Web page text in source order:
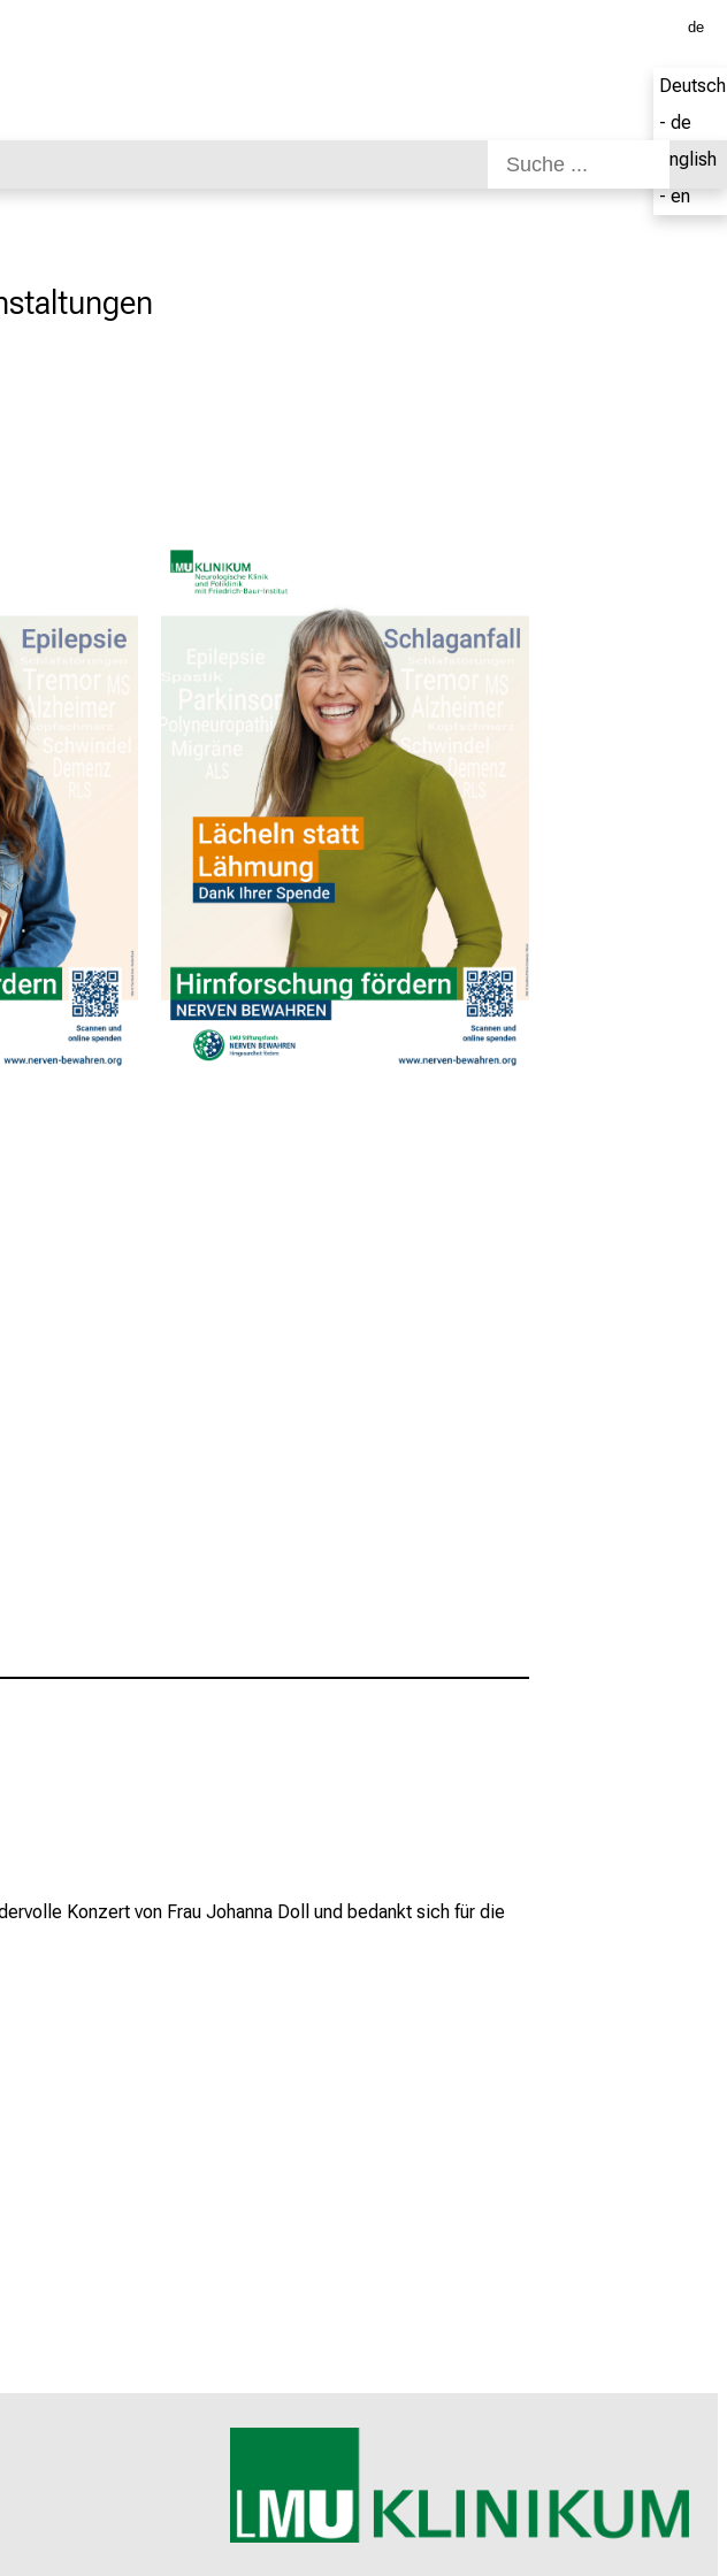
de
Deutsch
- de
English
- en
Konzert von Frau Johanna Doll und bedankt sich für die